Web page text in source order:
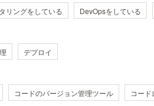
リングをしている DevOpsをしている
デプロイ
コードのバージョン管理ツール コー